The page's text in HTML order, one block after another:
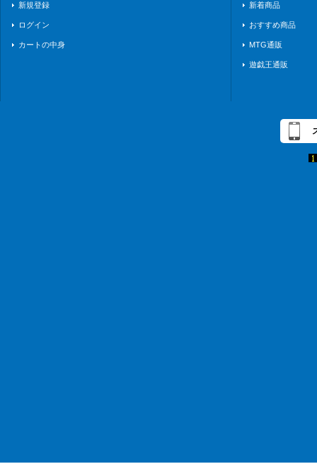
新規登録
ログイン
カートの中身
新着商品
おすすめ商品
MTG通販
遊戯王通販